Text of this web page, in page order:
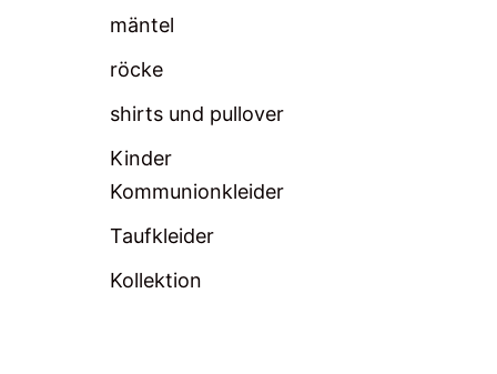
mäntel
röcke
shirts und pullover
Kinder
Kommunionkleider
Taufkleider
Kollektion